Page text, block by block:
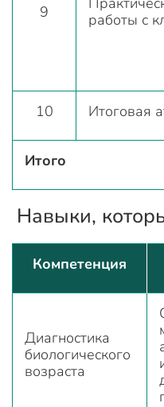
9
работы с
10 Итоговая
Итого
Навыки,
Компетенция
Диагностика
биологического
возраста